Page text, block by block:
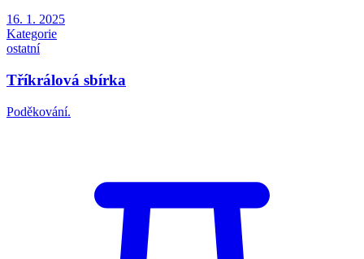
16. 1. 2025
Kategorie
ostatní
Tříkrálová sbírka
Poděkování.